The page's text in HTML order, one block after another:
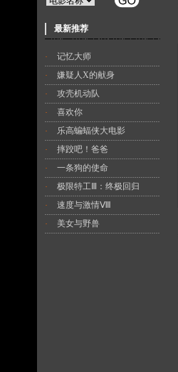
最新推荐
·
记忆大师
·
嫌疑人X的献身
·
攻壳机动队
·
喜欢你
·
乐高蝙蝠侠大电影
·
摔跤吧！爸爸
·
一条狗的使命
·
极限特工Ⅲ：终极回归
·
速度与激情Ⅷ
·
美女与野兽